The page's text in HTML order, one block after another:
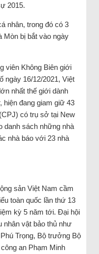
2015.
nhân, trong đó có 3
Mòn bị bắt vào ngày
viên Không Biên giới
ngày 16/12/2021, Việt
nhất thế giới dành
hiện đang giam giữ 43
có trụ sở tại New
danh sách những nhà
nhà báo với 23 nhà
sản Việt Nam cầm
toàn quốc lần thứ 13
kỳ 5 năm tới. Đại hội
nhân vật bảo thủ như
Trọng, Bộ trưởng Bộ
an Phạm Minh